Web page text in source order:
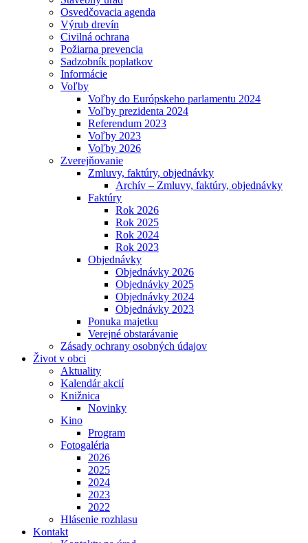
Osvedčovacia agenda
Výrub drevín
Civilná ochrana
Požiarna prevencia
Sadzobník poplatkov
Informácie
Voľby
Voľby do Európskeho parlamentu 2024
Voľby prezidenta 2024
Referendum 2023
Voľby 2023
Voľby 2026
Zverejňovanie
Zmluvy, faktúry, objednávky
Archív – Zmluvy, faktúry, objednávky
Faktúry
Rok 2026
Rok 2025
Rok 2024
Rok 2023
Objednávky
Objednávky 2026
Objednávky 2025
Objednávky 2024
Objednávky 2023
Ponuka majetku
Verejné obstarávanie
Zásady ochrany osobných údajov
Život v obci
Aktuality
Kalendár akcií
Knižnica
Novinky
Kino
Program
Fotogaléria
2026
2025
2024
2023
2022
Hlásenie rozhlasu
Kontakt